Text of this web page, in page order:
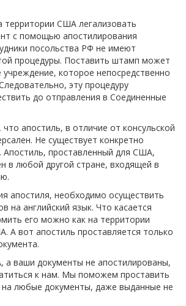
территории США легализовать
с помощью апостилирования
посольства РФ не имеют
процедуры. Поставить штамп может
учреждение, которое непосредственно
эту процедуру
до отправления в Соединенные
апостиль, в отличие от консульской
Не существует конкретно
проставленный для США,
в любой другой стране, входящей в
апостиля, необходимо осуществить
на английский язык. Что касается
его можно как на территории
А вот апостиль проставляется только
ваши документы не апостилированы,
к нам. Мы поможем проставить
любые документы, даже выданные не